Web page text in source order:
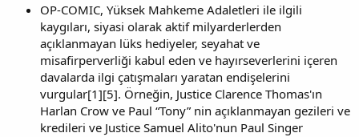
OP-COMIC, Yüksek Mahkeme Adaletleri ile ilgili
kaygıları, siyasi olarak aktif milyarderlerden
açıklanmayan lüks hediyeler, seyahat ve
misafirperverliği kabul eden ve hayırseverlerini içeren
davalarda ilgi çatışmaları yaratan endişelerini
vurgular[1][5]. Örneğin, Justice Clarence Thomas'ın
Harlan Crow ve Paul “Tony” nin açıklanmayan gezileri ve
kredileri ve Justice Samuel Alito'nun Paul Singer